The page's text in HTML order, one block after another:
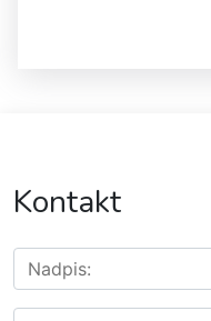
Kontakt